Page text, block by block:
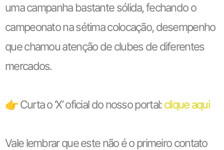
uma campanha bastante sólida, fechando o
campeonato na sétima colocação, desempenho
que chamou atenção de clubes de diferentes
mercados.
👉 Curta o ‘X’ oficial do nosso portal:clique aqui
Vale lembrar que este não é o primeiro contato